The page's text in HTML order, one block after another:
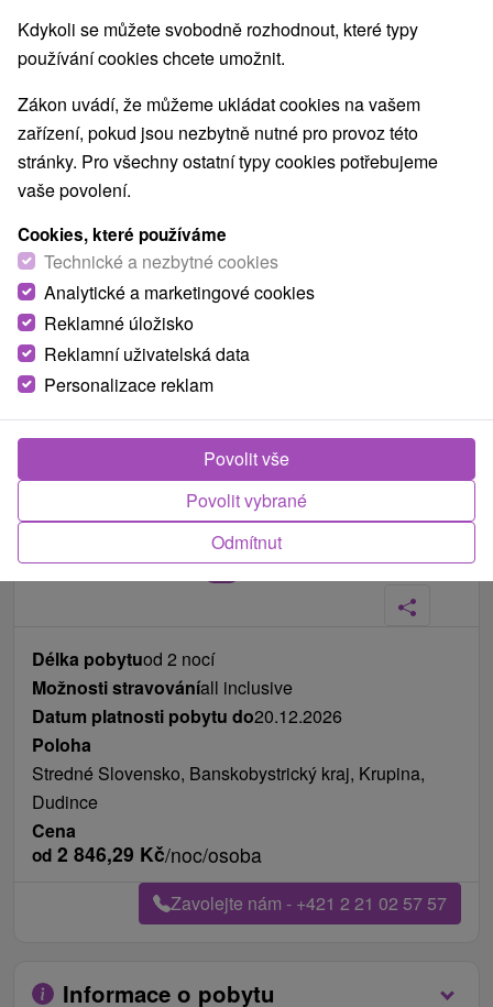
Fotografie od zákazníků+29
Délka pobytuod 2 nocí
Možnosti stravováníall inclusive
Datum platnosti pobytu do20.12.2026
Poloha
Stredné Slovensko, Banskobystrický kraj, Krupina,
Dudince
Cena
od 2 846,29 Kč/noc/osoba
Zavolejte nám - +421 2 21 02 57 57
Informace o pobytu
Kdykoli se můžete svobodně rozhodnout, které typy
používání cookies chcete umožnit.
Zákon uvádí, že můžeme ukládat cookies na vašem
zařízení, pokud jsou nezbytně nutné pro provoz této
stránky. Pro všechny ostatní typy cookies potřebujeme
vaše povolení.
Cookies, které používáme
Technické a nezbytné cookies
Analytické a marketingové cookies
Reklamné úložisko
Reklamní uživatelská data
Personalizace reklam
Odmítnut
Povolit vybrané
Povolit vše